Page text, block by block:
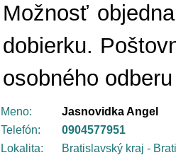
Možnosť
dobierku.
osobného
Meno:
Jasnovidka Angel
Telefón:
0904577951
Lokalita:
Bratislavský kraj -